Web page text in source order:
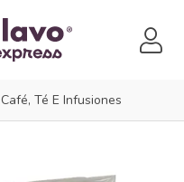
Café, Té E Infusiones